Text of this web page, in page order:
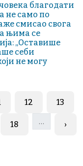
благодати
не само по
смисао свога
њима се
„Оставише
себи
не могу
Page
12 Page
13
Page
18 … ›